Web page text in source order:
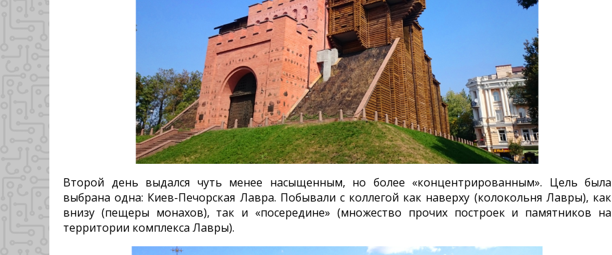
Второй день выдался чуть менее насыщенным, но более «концентрированным». Цель была
выбрана одна: Киев-Печорская Лавра. Побывали с коллегой как наверху (колокольня Лавры), как
внизу (пещеры монахов), так и «посередине» (множество прочих построек и памятников на
территории комплекса Лавры).